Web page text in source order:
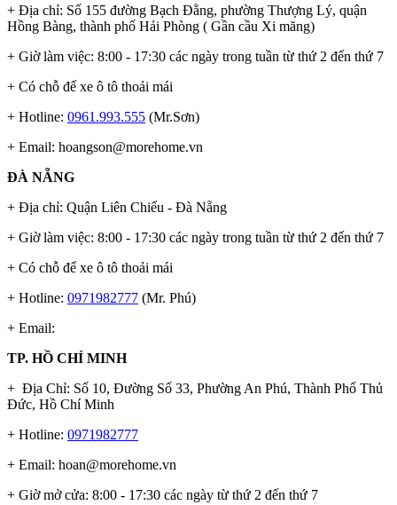
+ Địa chỉ: Số 155 đường Bạch Đằng, phường Thượng Lý, quận
Hồng Bàng, thành phố Hải Phòng ( Gần cầu Xi măng)
+ Giờ làm việc: 8:00 - 17:30 các ngày trong tuần từ thứ 2 đến thứ 7
+ Có chỗ để xe ô tô thoải mái
+ Hotline: 0961.993.555 (Mr.Sơn)
+ Email: hoangson@morehome.vn
ĐÀ NẴNG
+ Địa chỉ: Quận Liên Chiểu - Đà Nẵng
+ Giờ làm việc: 8:00 - 17:30 các ngày trong tuần từ thứ 2 đến thứ 7
+ Có chỗ để xe ô tô thoải mái
+ Hotline: 0971982777 (Mr. Phú)
+ Email:
TP. HỒ CHÍ MINH
+ Địa Chỉ: Số 10, Đường Số 33, Phường An Phú, Thành Phố Thủ
Đức, Hồ Chí Minh
+ Hotline: 0971982777
+ Email: hoan@morehome.vn
+ Giờ mở cửa: 8:00 - 17:30 các ngày từ thứ 2 đến thứ 7